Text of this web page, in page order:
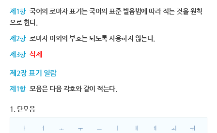
제1항 국어의 로마자 표기는 국어의 표준 발음법에 따라 적는 것을 원칙
으로 한다.
제2항 로마자 이외의 부호는 되도록 사용하지 않는다.
제3항 삭제
제2장 표기 일람
제1항 모음은 다음 각호와 같이 적는다.
1. 단모음
ㅏ
ㅓ
ㅗ
ㅜ
ㅡ
ㅐ
ㅔ
ㅚ
ㅟ